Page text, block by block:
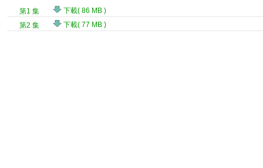
第1 集
下載( 86 MB )
第2 集
下載( 77 MB )